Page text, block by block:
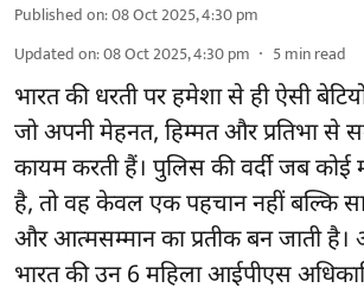
Published on:08 Oct 2025, 4:30 pm
Updated on:08 Oct 2025, 4:30 pm 5min read
भारत की धरती पर हमेशा से ही ऐसी
जो अपनी मेहनत, हिम्मत और प्रतिभा से
कायम करती हैं। पुलिस की वर्दी जब कोई
है, तो वह केवल एक पहचान नहीं बल्कि
और आत्मसम्मान का प्रतीक बन जाती
भारत की उन 6 महिला आईपीएस